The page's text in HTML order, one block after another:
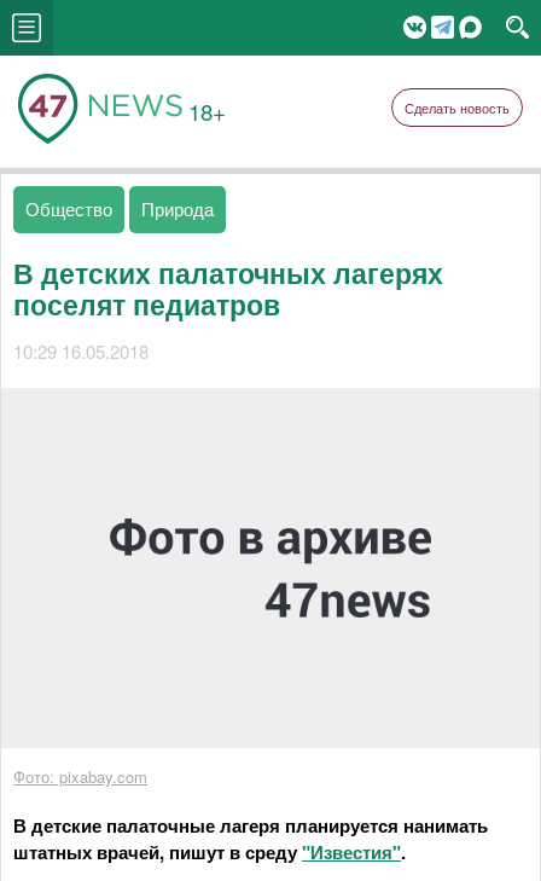
18+ Сделать новость
Общество Природа
В детских палаточных лагерях
поселят педиатров
10:29 16.05.2018
Фото: pixabay.com
В детские палаточные лагеря планируется нанимать
штатных врачей, пишут в среду"Известия".